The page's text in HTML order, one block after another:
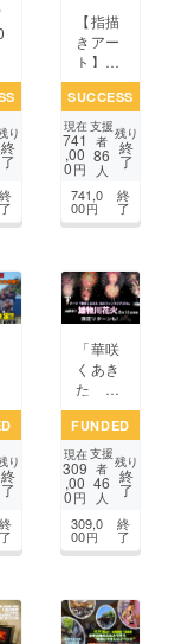
り
終
了
終
了
【指描
きアー
ト】絵
で笑顔
をつく
りた
い！パ
リの展
示会出
展を応
援して
SUCCESS
現在
741
,00
0円
支援
者
86
人
残り
終
了
741,0
00円
終
了
り
終
了
終
了
「華咲
くあき
た 光
のファ
ンタジ
ア37t
h」雄
物川花
火大会
を支援
して一
FUNDED
現在
309
,00
0円
支援
者
46
人
残り
終
了
309,0
00円
終
了